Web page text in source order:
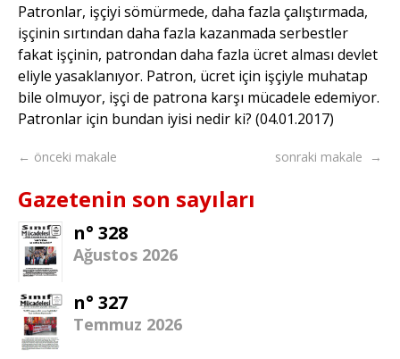
Patronlar, işçiyi sömürmede, daha fazla çalıştırmada,
işçinin sırtından daha fazla kazanmada serbestler
fakat işçinin, patrondan daha fazla ücret alması devlet
eliyle yasaklanıyor. Patron, ücret için işçiyle muhatap
bile olmuyor, işçi de patrona karşı mücadele edemiyor.
Patronlar için bundan iyisi nedir ki? (04.01.2017)
← önceki makale sonraki makale →
Gazetenin son sayıları
n° 328
Ağustos 2026
n° 327
Temmuz 2026